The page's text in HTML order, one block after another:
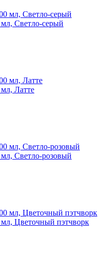
Светло-серый
Латте
Светло-розовый
Цветочный пэтчворк